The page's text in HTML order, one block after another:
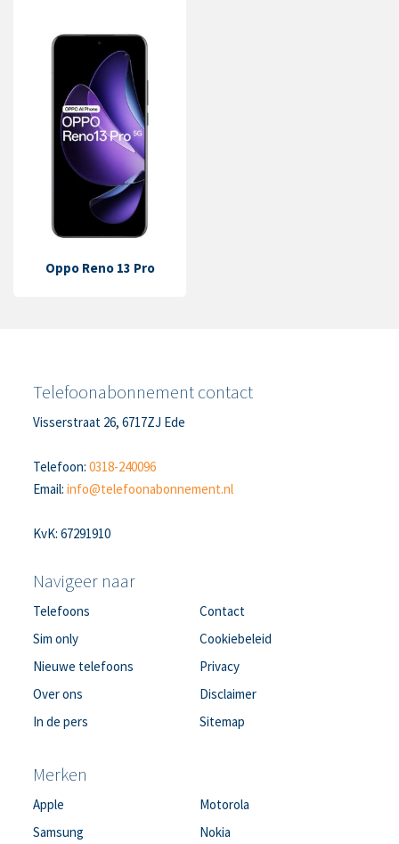
Oppo Reno 13 Pro
Telefoonabonnement contact
Visserstraat 26, 6717ZJ Ede
Telefoon:0318-240096
Email:info@telefoonabonnement.nl
KvK: 67291910
Navigeer naar
Telefoons
Sim only
Nieuwe telefoons
Over ons
In de pers
Contact
Cookiebeleid
Privacy
Disclaimer
Sitemap
Merken
Apple
Samsung
Motorola
Nokia